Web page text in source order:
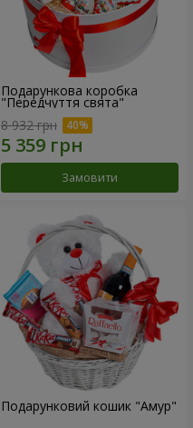
Подарункова коробка
"Передчуття свята"
8 932 грн
Замовити
Подарунковий кошик "Амур"